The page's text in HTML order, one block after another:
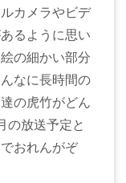
カメラやビデ
るように思い
の細かい部分
なに長時間の
の虎竹がどん
の放送予定と
おれんがぞ